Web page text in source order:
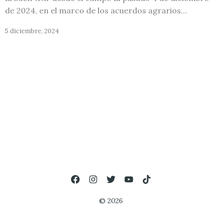
de 2024, en el marco de los acuerdos agrarios…
5 diciembre, 2024
© 2026